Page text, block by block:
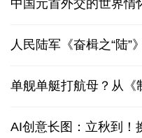
中国元首外交的世界情
人民陆军《奋楫之“陆”
单舰单艇打航母？从《
AI创意长图：立秋到！